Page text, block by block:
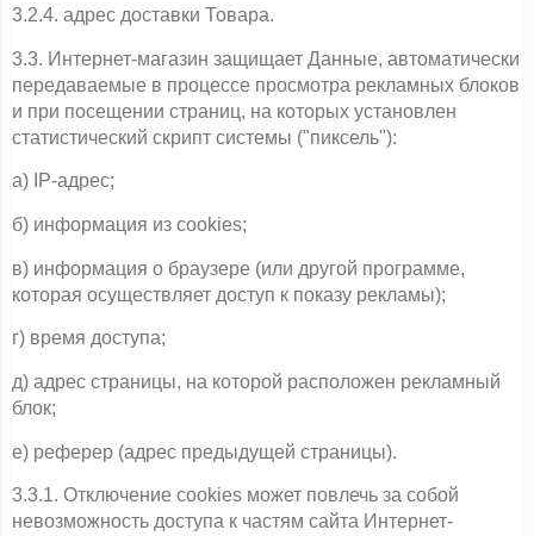
3.2.4. адрес доставки Товара.
3.3. Интернет-магазин защищает Данные, автоматически
передаваемые в процессе просмотра рекламных блоков
и при посещении страниц, на которых установлен
статистический скрипт системы ("пиксель"):
а) IP-адрес;
б) информация из cookies;
в) информация о браузере (или другой программе,
которая осуществляет доступ к показу рекламы);
г) время доступа;
д) адрес страницы, на которой расположен рекламный
блок;
е) реферер (адрес предыдущей страницы).
3.3.1. Отключение cookies может повлечь за собой
невозможность доступа к частям сайта Интернет-